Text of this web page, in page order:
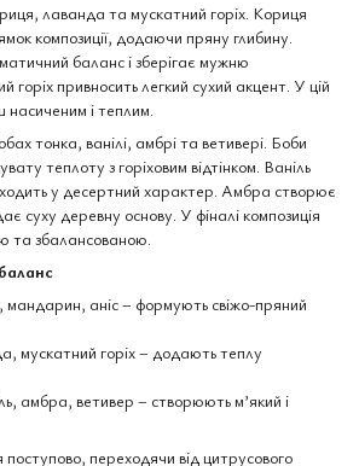
лаванда та мускатний горіх. Кориця
композиції, додаючи пряну глибину.
баланс і зберігає мужню
горіх привносить легкий сухий акцент. У цій
насиченим і теплим.
тонка, ванілі, амбрі та ветивері. Боби
теплоту з горіховим відтінком. Ваніль
у десертний характер. Амбра створює
суху деревну основу. У фіналі композиція
та збалансованою.
мандарин, аніс – формують свіжо-пряний
мускатний горіх – додають теплу
амбра, ветивер – створюють м’який і
переходячи від цитрусового